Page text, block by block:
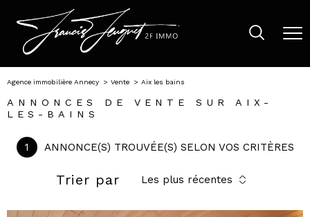
Agence immobilière Annecy Vente Aix les bains
ANNONCES DE VENTE SUR AIX-
LES-BAINS
1 ANNONCE(S) TROUVÉE(S) SELON VOS CRITÈRES
Trier par Les plus récentes